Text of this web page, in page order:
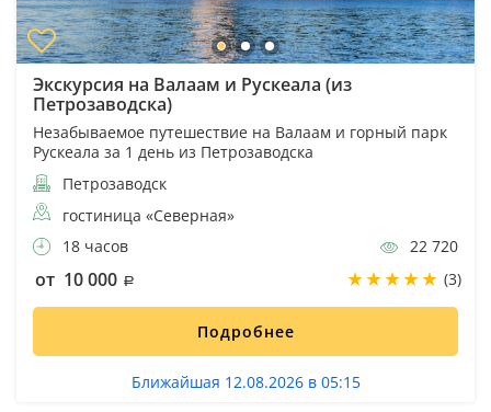
Экскурсия на Валаам и Рускеала (из
Петрозаводска)
Незабываемое путешествие на Валаам и горный парк
Рускеала за 1 день из Петрозаводска
Петрозаводск
гостиница «Северная»
18 часов
22 720
от 10 000 (3)
Подробнее
Ближайшая 12.08.2026 в 05:15